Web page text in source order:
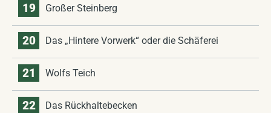
19 Großer Steinberg
20 Das „Hintere Vorwerk“ oder die Schäferei
21 Wolfs Teich
22 Das Rückhaltebecken